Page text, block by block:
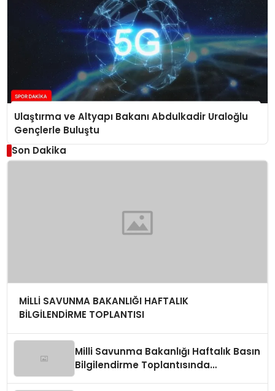
Ulaştırma ve Altyapı Bakanı Abdulkadir Uraloğlu
Gençlerle Buluştu
Son Dakika
MİLLİ SAVUNMA BAKANLIĞI HAFTALIK
BİLGİLENDİRME TOPLANTISI
Milli Savunma Bakanlığı Haftalık Basın
Bilgilendirme Toplantısında